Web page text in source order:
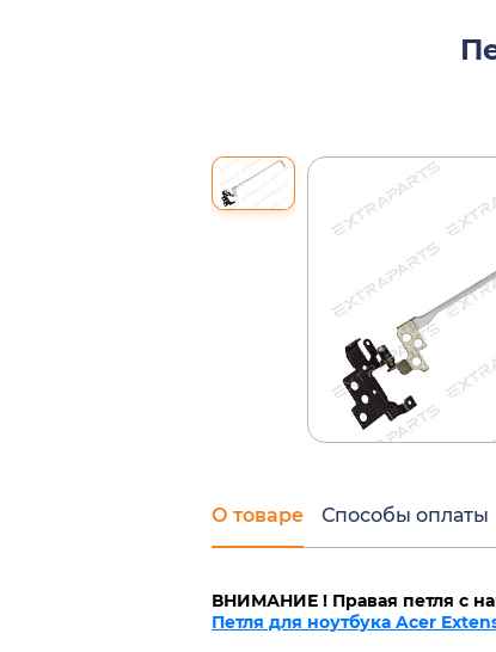
О товаре Способы оплаты
ВНИМАНИЕ ! Правая петля с
Петля для ноутбука Acer